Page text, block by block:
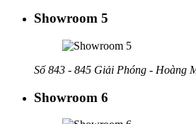
Showroom 5
Số 843 - 845 Giải Phóng - Hoàng
Showroom 6